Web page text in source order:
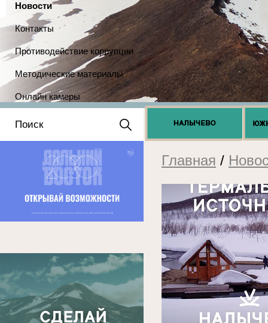
Новости
Контакты
Противодействие коррупции
Методические материалы
Онлайн камеры
Положение о выдаче
разрешений 2025
Главная /